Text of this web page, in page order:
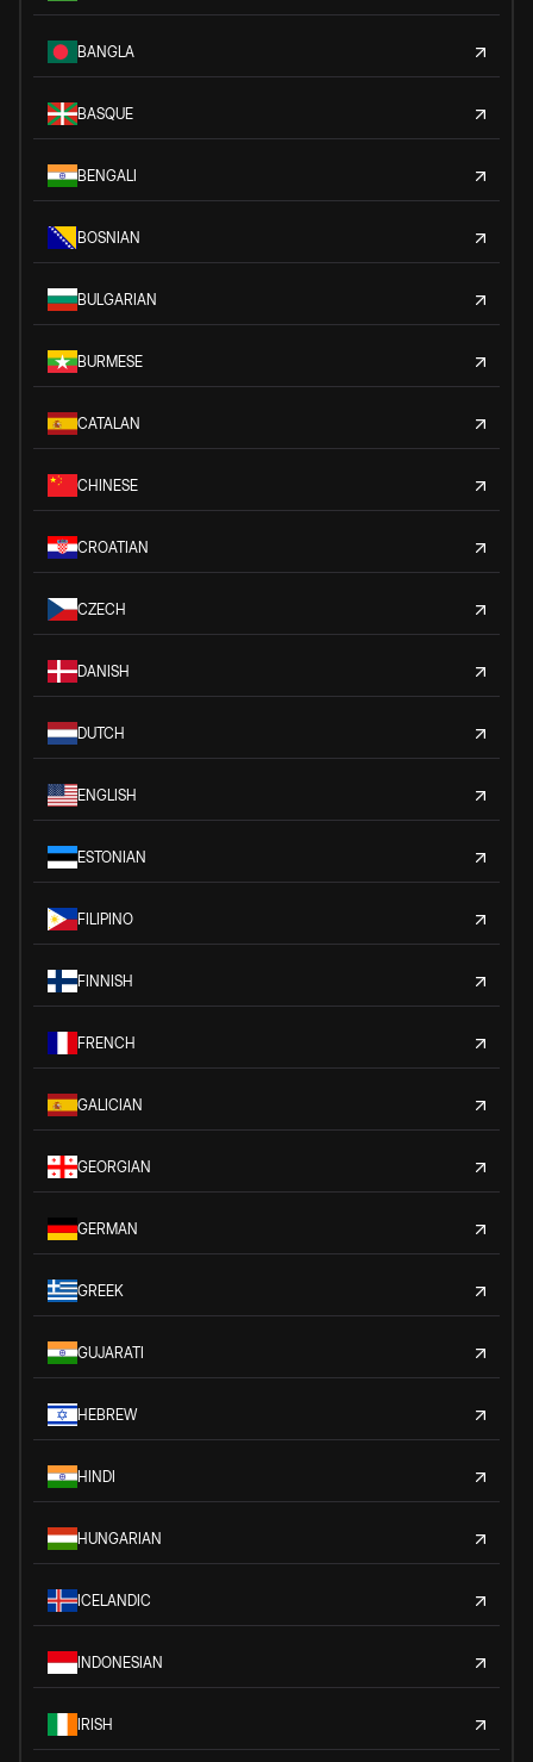
BANGLA
BASQUE
BENGALI
BOSNIAN
BULGARIAN
BURMESE
CATALAN
CHINESE
CROATIAN
CZECH
DANISH
DUTCH
ENGLISH
ESTONIAN
FILIPINO
FINNISH
FRENCH
GALICIAN
GEORGIAN
GERMAN
GREEK
GUJARATI
HEBREW
HINDI
HUNGARIAN
ICELANDIC
INDONESIAN
IRISH